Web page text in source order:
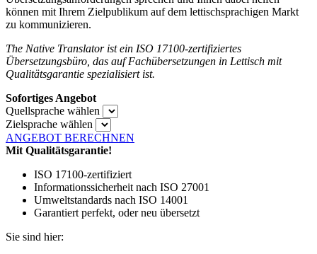
können mit Ihrem Zielpublikum auf dem lettischsprachigen Markt
zu kommunizieren.
The Native Translator ist ein ISO 17100-zertifiziertes
Übersetzungsbüro, das auf Fachübersetzungen in Lettisch mit
Qualitätsgarantie spezialisiert ist.
Sofortiges Angebot
Quellsprache wählen
Zielsprache wählen
ANGEBOT BERECHNEN
Mit Qualitätsgarantie!
ISO 17100-zertifiziert
Informationssicherheit nach ISO 27001
Umweltstandards nach ISO 14001
Garantiert perfekt, oder neu übersetzt
Sie sind hier: